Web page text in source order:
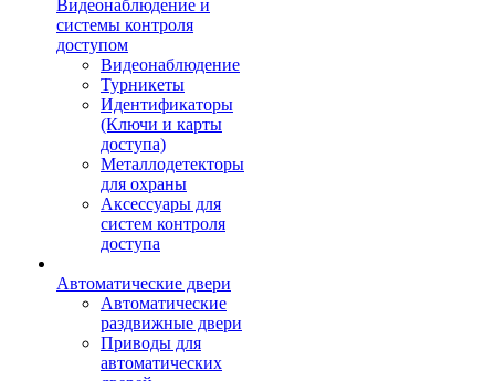
Видеонаблюдение и
системы контроля
доступом
Видеонаблюдение
Турникеты
Идентификаторы
(Ключи и карты
доступа)
Металлодетекторы
для охраны
Аксессуары для
систем контроля
доступа
Автоматические двери
Автоматические
раздвижные двери
Приводы для
автоматических